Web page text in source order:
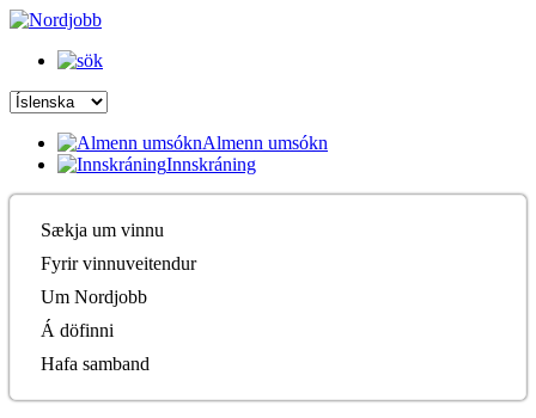
Almenn umsókn
Innskráning
Sækja um vinnu
Fyrir vinnuveitendur
Um Nordjobb
Á döfinni
Hafa samband